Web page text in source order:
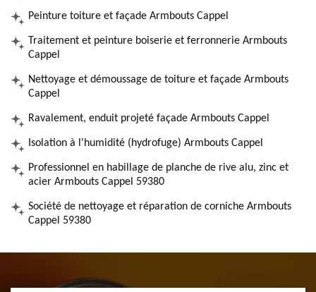
Peinture toiture et façade Armbouts Cappel
Traitement et peinture boiserie et ferronnerie Armbouts
Cappel
Nettoyage et démoussage de toiture et façade Armbouts
Cappel
Ravalement, enduit projeté façade Armbouts Cappel
Isolation à l'humidité (hydrofuge) Armbouts Cappel
Professionnel en habillage de planche de rive alu, zinc et
acier Armbouts Cappel 59380
Société de nettoyage et réparation de corniche Armbouts
Cappel 59380